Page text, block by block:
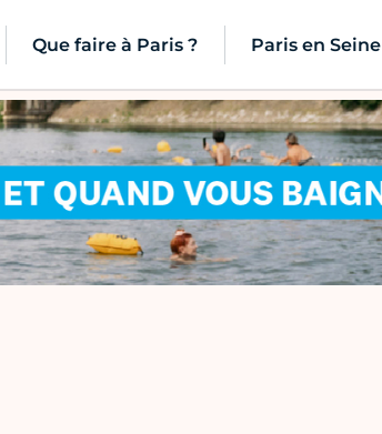
Que faire à Paris ? Paris en Seine